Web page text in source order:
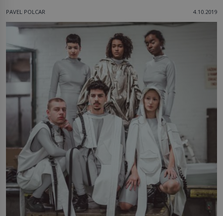
PAVEL POLCAR 4.10.2019